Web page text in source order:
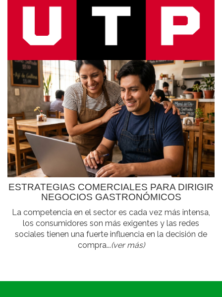
ESTRATEGIAS COMERCIALES PARA DIRIGIR
NEGOCIOS GASTRONÓMICOS
La competencia en el sector es cada vez más intensa,
los consumidores son más exigentes y las redes
sociales tienen una fuerte influencia en la decisión de
compra...(ver más)